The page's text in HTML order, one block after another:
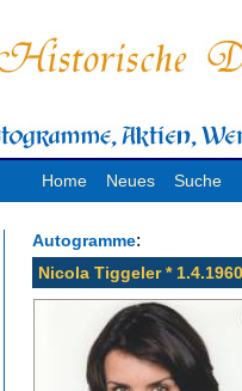
Home Neues Suche
Autogramme:
Nicola Tiggeler *